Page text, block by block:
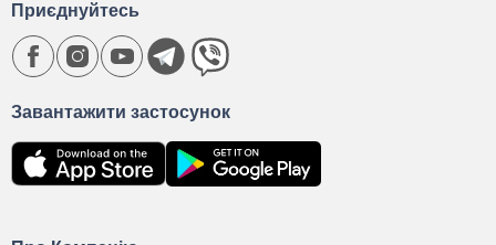
Завантажити застосунок
Приєднуйтесь